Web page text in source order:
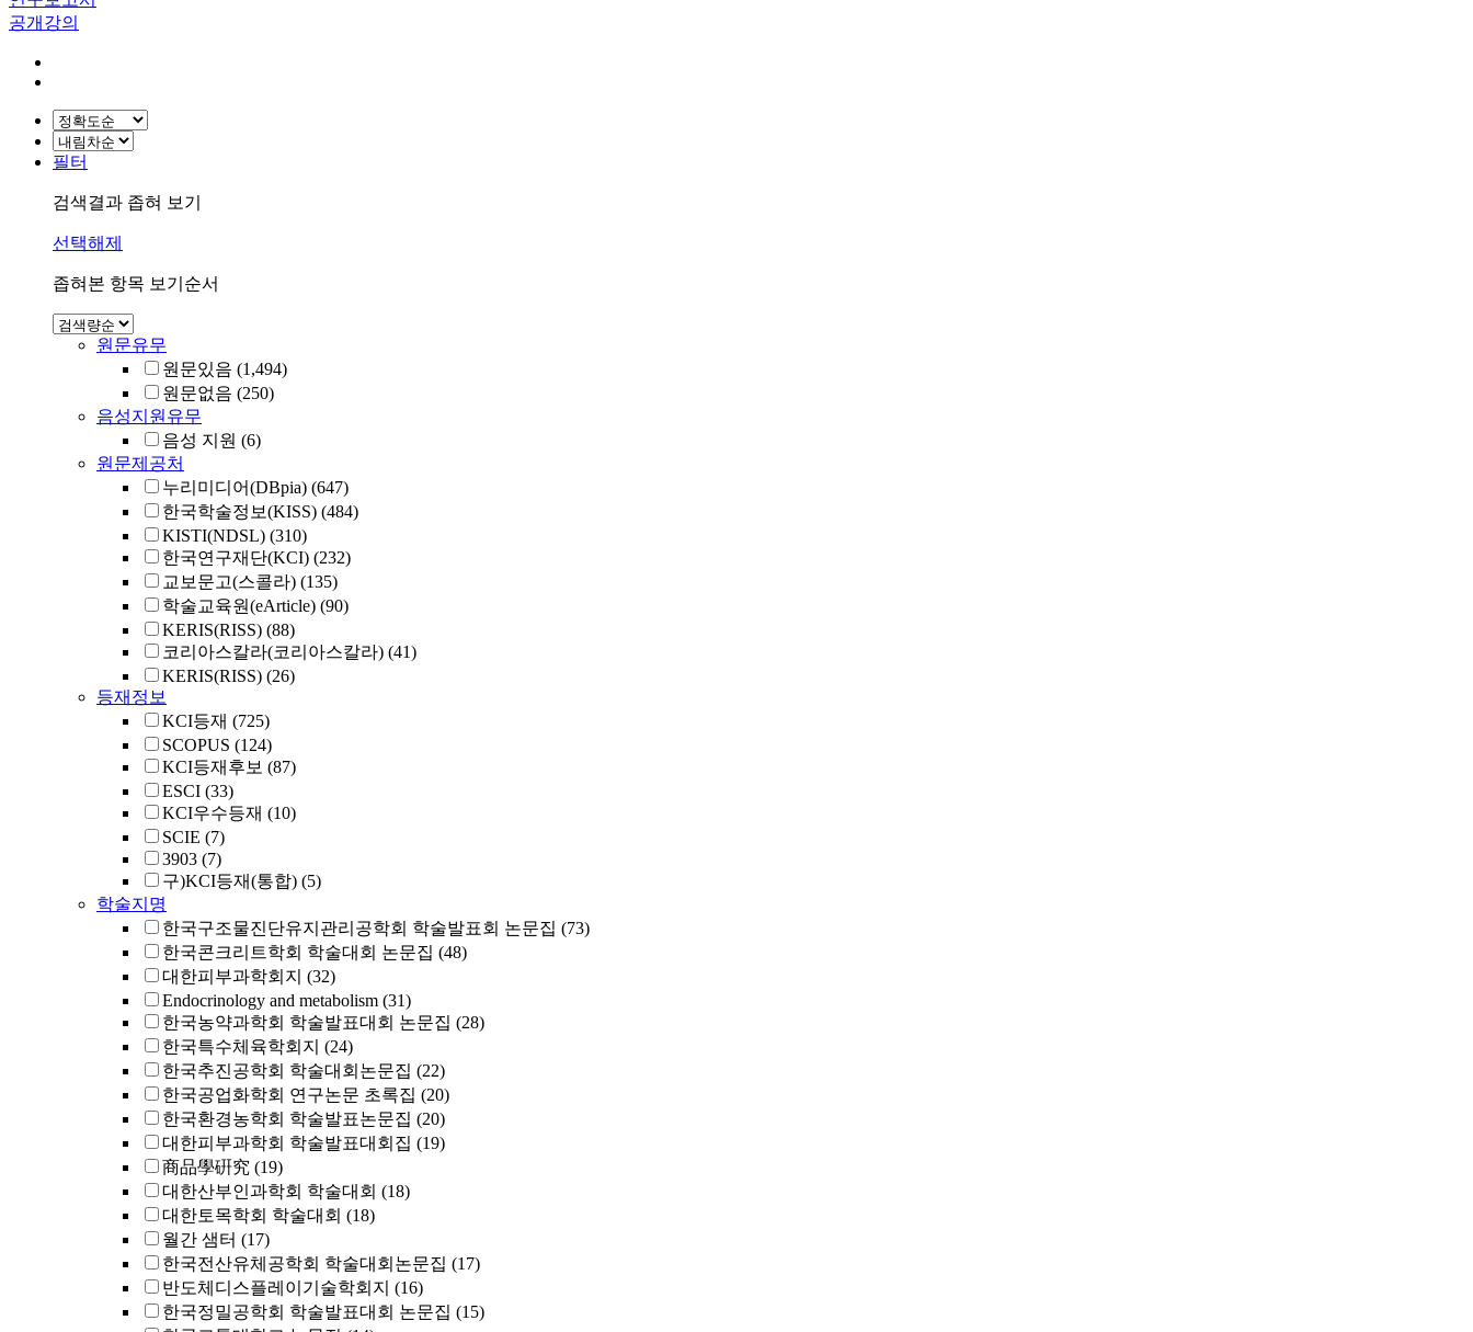
공개강의
필터
검색결과 좁혀 보기
선택해제
좁혀본 항목 보기순서
원문유무
원문있음 (1,494)
원문없음 (250)
음성지원유무
음성 지원 (6)
원문제공처
누리미디어(DBpia) (647)
한국학술정보(KISS) (484)
KISTI(NDSL) (310)
한국연구재단(KCI) (232)
교보문고(스콜라) (135)
학술교육원(eArticle) (90)
KERIS(RISS) (88)
코리아스칼라(코리아스칼라) (41)
KERIS(RISS) (26)
등재정보
KCI등재 (725)
SCOPUS (124)
KCI등재후보 (87)
ESCI (33)
KCI우수등재 (10)
SCIE (7)
3903 (7)
구)KCI등재(통합) (5)
학술지명
한국구조물진단유지관리공학회 학술발표회 논문집 (73)
한국콘크리트학회 학술대회 논문집 (48)
대한피부과학회지 (32)
Endocrinology and metabolism (31)
한국농약과학회 학술발표대회 논문집 (28)
한국특수체육학회지 (24)
한국추진공학회 학술대회논문집 (22)
한국공업화학회 연구논문 초록집 (20)
한국환경농학회 학술발표논문집 (20)
대한피부과학회 학술발표대회집 (19)
商品學硏究 (19)
대한산부인과학회 학술대회 (18)
대한토목학회 학술대회 (18)
월간 샘터 (17)
한국전산유체공학회 학술대회논문집 (17)
반도체디스플레이기술학회지 (16)
한국정밀공학회 학술발표대회 논문집 (15)